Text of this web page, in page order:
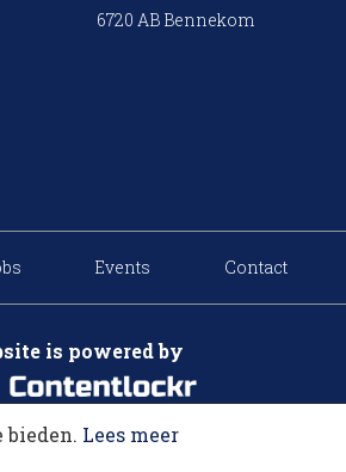
6720 AB Bennekom
Events Contact
is powered by
bieden. Lees meer